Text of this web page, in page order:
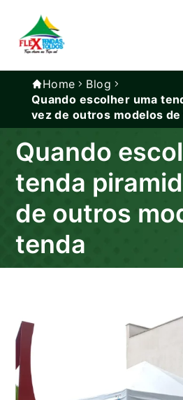
Home
Blog
Quando escolher uma
vez de outros modelos
Quando
tenda
de outros
tenda